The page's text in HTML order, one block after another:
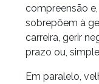
compreensão
sobrepõem à
carreira, gerir
prazo ou,
Em paralelo,